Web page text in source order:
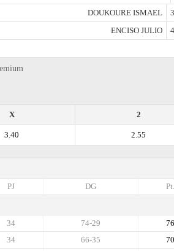
DOUKOURE ISMAEL
ENCISO JULIO
2
X
2.55
3.40
Pt.
DG
PJ
76
74-29
34
70
66-35
34